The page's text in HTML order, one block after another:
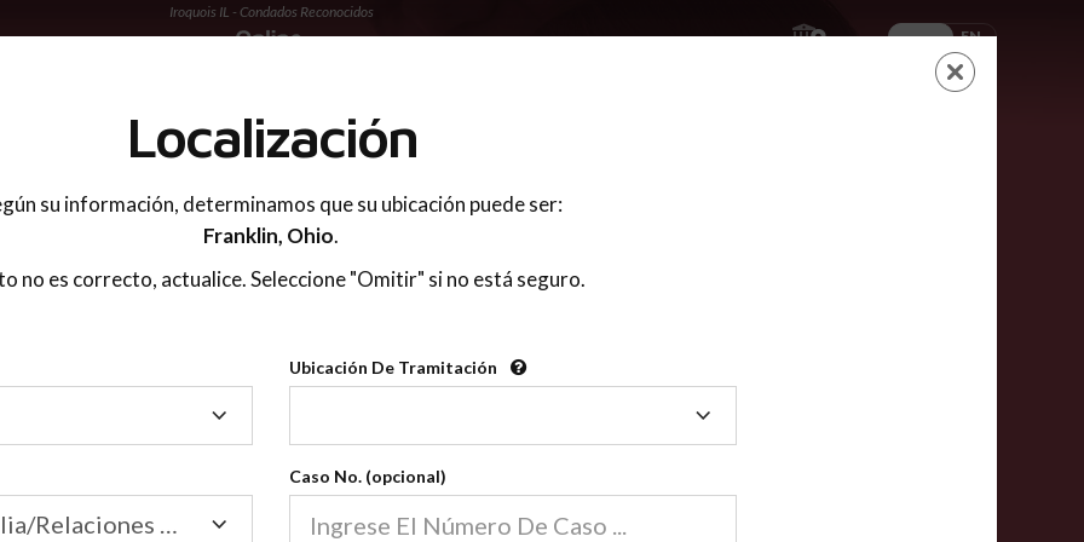
Iroquois IL - Condados Reconocidos
ES EN
LOGIN
Condados Reconocidos
2600
Condados
Nuestras clases de crianza compartida en línea están acreditadas en más de
2600 condados.
Las clases para padres en línea cumplen la mayoría de las normas nacionales
Localización
su información, determinamos que su ubicación puede ser:
Franklin, Ohio.
no es correcto, actualice. Seleccione "Omitir" si no está seguro.
Ubicación De Tramitación
Tramitación
Tribunal de Familia/Relaciones Domésticas
Caso No. (opcional)